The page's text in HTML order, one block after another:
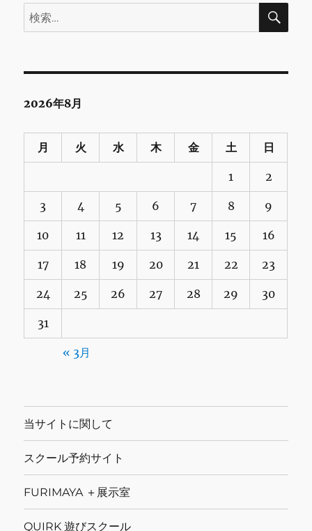
検
索:
検
2026年8月
月 火 水 木 金 土 日
1 2
3 4 5 6 7 8 9
10 11 12 13 14 15 16
17 18 19 20 21 22 23
24 25 26 27 28 29 30
31
« 3月
当サイトに関して
スクール予約サイト
FURIMAYA ＋展示室
QUIRK 遊びスクール